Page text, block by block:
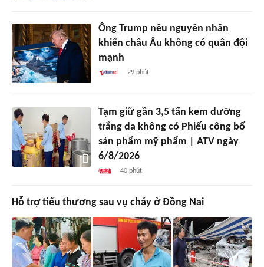
Ông Trump nêu nguyên nhân
khiến châu Âu không có quân đội
mạnh
29 phút
Tạm giữ gần 3,5 tấn kem dưỡng
trắng da không có Phiếu công bố
sản phẩm mỹ phẩm | ATV ngày
6/8/2026
40 phút
Hỗ trợ tiểu thương sau vụ cháy ở Đồng Nai